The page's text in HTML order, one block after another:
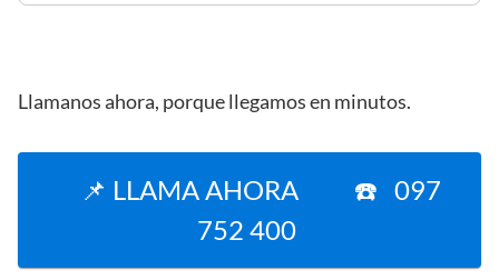
Llamanos ahora, porque llegamos en minutos.
📌 LLAMA AHORA ☎️ 097
752 400